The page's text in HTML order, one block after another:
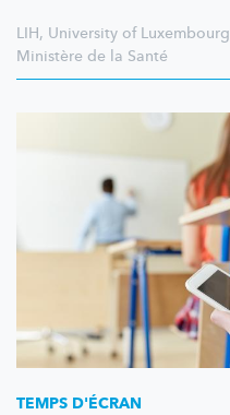
LIH, University of Luxembourg
Ministère de la Santé
TEMPS D'ÉCRAN